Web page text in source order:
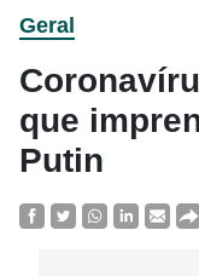
Geral
que
Putin